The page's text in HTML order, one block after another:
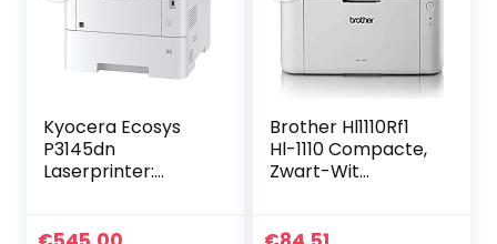
Kyocera Ecosys
P3145dn
Laserprinter:
pagina’s per
Brother Hl1110Rf1
Hl-1110 Compacte,
Zwart-Wit